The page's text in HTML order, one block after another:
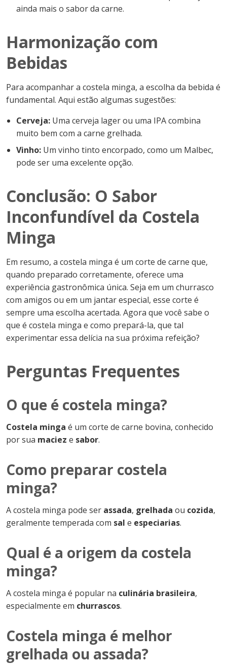
ainda mais o sabor da carne.
Harmonização com
Bebidas
Para acompanhar a costela minga, a escolha da bebida é
fundamental. Aqui estão algumas sugestões:
Cerveja: Uma cerveja lager ou uma IPA combina
muito bem com a carne grelhada.
Vinho: Um vinho tinto encorpado, como um Malbec,
pode ser uma excelente opção.
Conclusão: O Sabor
Inconfundível da Costela
Minga
Em resumo, a costela minga é um corte de carne que,
quando preparado corretamente, oferece uma
experiência gastronômica única. Seja em um churrasco
com amigos ou em um jantar especial, esse corte é
sempre uma escolha acertada. Agora que você sabe o
que é costela minga e como prepará-la, que tal
experimentar essa delícia na sua próxima refeição?
Perguntas Frequentes
O que é costela minga?
Costela minga é um corte de carne bovina, conhecido
por sua maciez e sabor.
Como preparar costela
minga?
A costela minga pode ser assada, grelhada ou cozida,
geralmente temperada com sal e especiarias.
Qual é a origem da costela
minga?
A costela minga é popular na culinária brasileira,
especialmente em churrascos.
Costela minga é melhor
grelhada ou assada?